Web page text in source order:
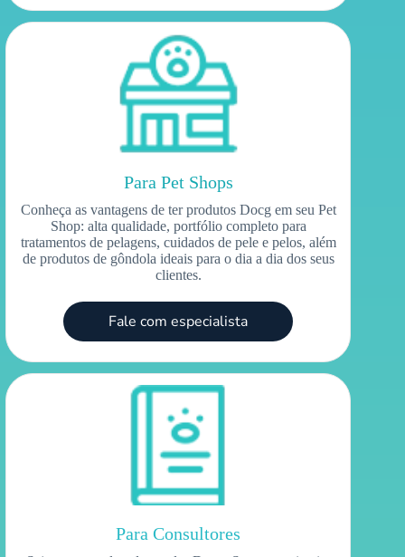
Para Pet Shops
Conheça as vantagens de ter produtos Docg em seu Pet
Shop: alta qualidade, portfólio completo para
tratamentos de pelagens, cuidados de pele e pelos, além
de produtos de gôndola ideais para o dia a dia dos seus
clientes.
Fale com especialista
Para Consultores